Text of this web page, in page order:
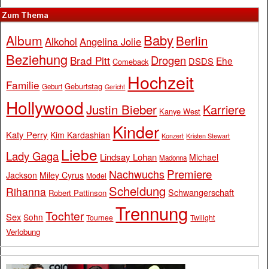
Zum Thema
Album Alkohol Angelina Jolie BabyBerlin
Beziehung Brad Pitt Comeback Drogen DSDS Ehe
Familie Geburt Geburtstag Gericht Hochzeit
Hollywood Justin Bieber Kanye West Karriere
Katy Perry Kim Kardashian Kinder Konzert Kristen Stewart
Lady Gaga Liebe Lindsay Lohan Madonna Michael
Jackson Miley Cyrus Model Nachwuchs Premiere
Rihanna Robert Pattinson Scheidung Schwangerschaft
Sex Sohn Tochter Tournee Trennung Twilight
Verlobung